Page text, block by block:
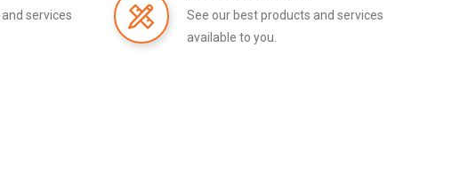
services
See our best products and services
available to you.